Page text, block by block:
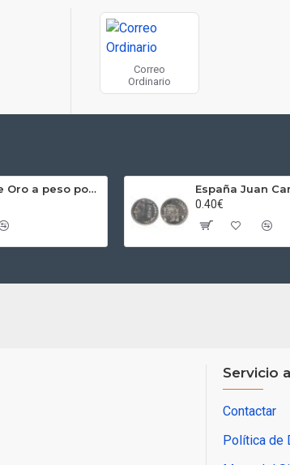
Correo
Ordinario
Monedas de Oro a peso por gramos al precio del día + 2,5% Au
0.40€
Servicio
Contactar
Política de